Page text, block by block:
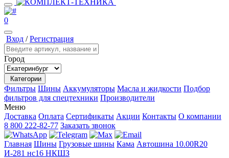
0
Вход /Регистрация
Город
Категории
Фильтры Шины Аккумуляторы Масла и жидкости Подбор
фильтров для спецтехники Производители
Меню
Доставка Оплата Сертификаты Акции Контакты О компании
8 800 222-82-77 Заказать звонок
Главная Шины Грузовые шины Кама Автошина 10.00R20
И-281 нс16 НКШЗ